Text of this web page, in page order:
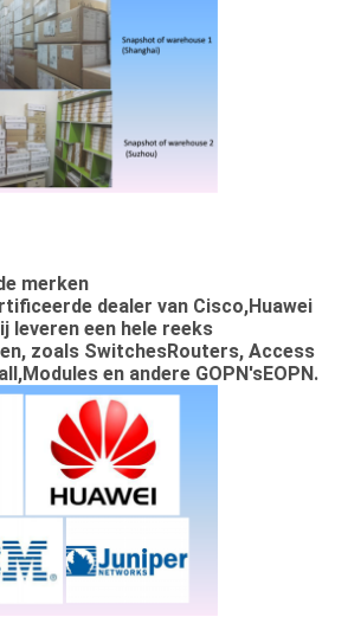
merken
dealer van Cisco,Huawei
leveren een hele reeks
zoals SwitchesRouters, Access
en andere GOPN'sEOPN.